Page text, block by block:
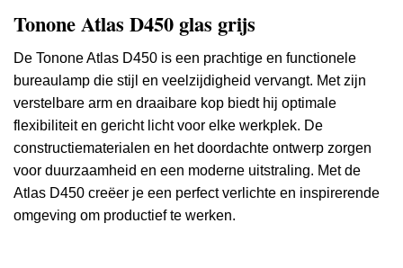
Tonone Atlas D450 glas grijs
De Tonone Atlas D450 is een prachtige en functionele
bureaulamp die stijl en veelzijdigheid vervangt. Met zijn
verstelbare arm en draaibare kop biedt hij optimale
flexibiliteit en gericht licht voor elke werkplek. De
constructiematerialen en het doordachte ontwerp zorgen
voor duurzaamheid en een moderne uitstraling. Met de
Atlas D450 creëer je een perfect verlichte en inspirerende
omgeving om productief te werken.